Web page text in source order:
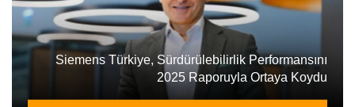
Siemens Türkiye, Sürdürülebilirlik Performansını
2025 Raporuyla Ortaya Koydu